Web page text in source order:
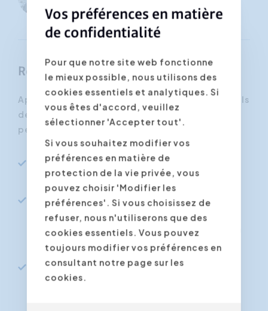
Résultats
Après cette formation, vous gérerez vos e-mails
de manière plus efficace, productive et
performante. Vous serez capable de :
Rédiger un e-mail correctement selon les
normes internationales en vigueur.
Gérer votre courrier électronique
efficacement en y consacrant seulement 1
ou 2 moments par jour, ce qui représente un
gain de temps considérable.
Formuler un message clair, objectif et
professionnel dans une mise en page qui
Vos préférences en matière
de confidentialité
Pour que notre site web fonctionne
le mieux possible, nous utilisons des
cookies essentiels et analytiques. Si
vous êtes d'accord, veuillez
sélectionner 'Accepter tout'.
Si vous souhaitez modifier vos
préférences en matière de
protection de la vie privée, vous
pouvez choisir 'Modifier les
préférences'. Si vous choisissez de
refuser, nous n'utiliserons que des
cookies essentiels. Vous pouvez
toujours modifier vos préférences en
consultant notre page sur les
cookies.